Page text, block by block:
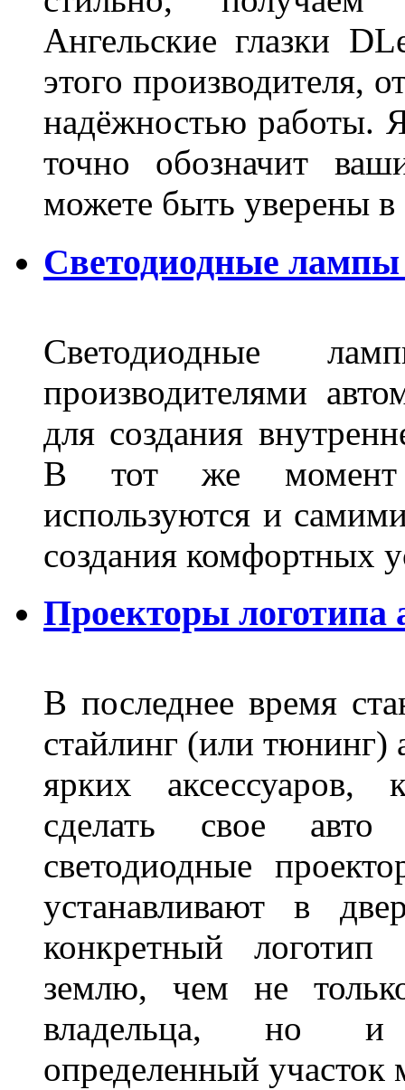
Ангельские глазки
этого производителя,
надёжностью работы.
точно обозначит
можете быть уверены
Светодиодные
Светодиодные
производителями
для создания
В тот же момент
используются и
создания комфортных
Проекторы логотипа
В последнее время
стайлинг (или тюнинг)
ярких аксессуаров,
сделать свое
светодиодные
устанавливают в
конкретный логотип
землю, чем не
владельца, но и
определенный участок